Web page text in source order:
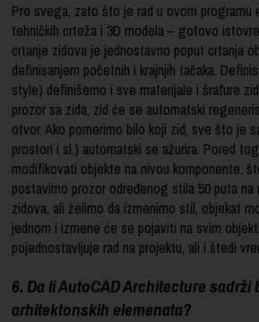
Pre svega, zato što je rad u ovom programu
tehničkih crteža i 3D modela – gotovo
crtanje zidova je jednostavno poput crtanja
definisanjem početnih i krajnjih tačaka.
style) definišemo i sve materijale i šrafure
prozor sa zida, zid će se automatski
otvor. Ako pomerimo bilo koji zid, sve što je
prostori i sl.) automatski se ažurira. Pored
modifikovati objekte na nivou komponente,
postavimo prozor određenog stila 50 puta na
zidova, ali želimo da izmenimo stil, objekat
jednom i izmene će se pojaviti na svim
pojednostavljuje rad na projektu, ali i štedi
6. Da li AutoCAD Architecture sadrži
arhitektonskih elemenata?